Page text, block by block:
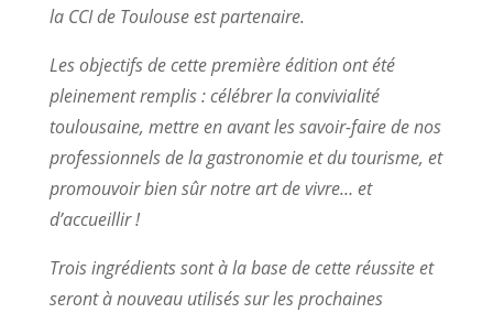
la CCI de Toulouse est partenaire.
Les objectifs de cette première édition ont été
pleinement remplis : célébrer la convivialité
toulousaine, mettre en avant les savoir-faire de nos
professionnels de la gastronomie et du tourisme, et
promouvoir bien sûr notre art de vivre… et
d’accueillir !
Trois ingrédients sont à la base de cette réussite et
seront à nouveau utilisés sur les prochaines